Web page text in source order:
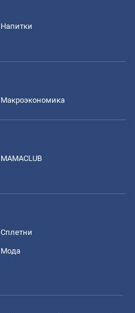
Напитки
Mакроэкономика
MAMACLUB
Сплетни
Мода